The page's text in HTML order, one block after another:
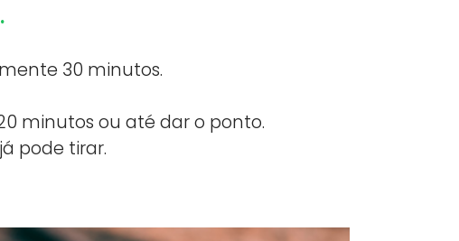
30 minutos.
minutos ou até dar o ponto.
pode tirar.